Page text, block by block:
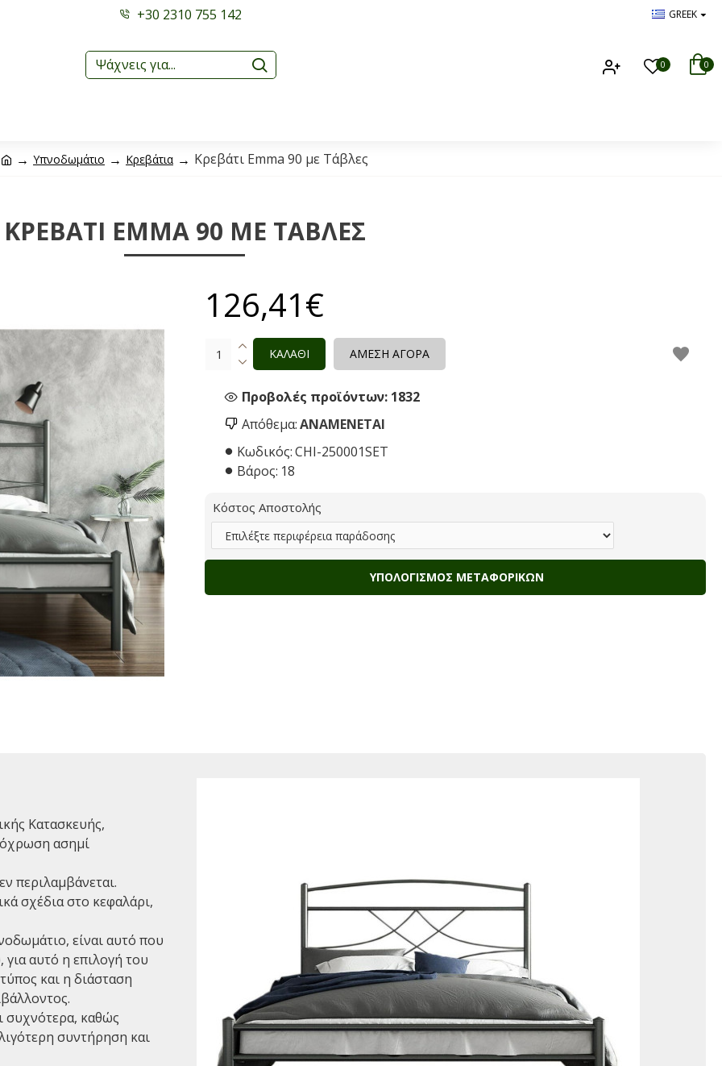
+30 2310 755 142 GREEK
0 0
Υπνοδωμάτιο Κρεβάτια Κρεβάτι Emma 90 με Τάβλες
ΚΡΕΒΆΤΙ EMMA 90 ΜΕ ΤΆΒΛΕΣ
Απόθεμα:ΑΝΑΜΈΝΕΤΑΙ
Κωδικός:CHI-250001SET
Βάρος: 18
Προβολές προϊόντων: 1832
126,41€
ΚΑΛΑΘΙ ΑΜΕΣΗ ΑΓΟΡΑ
Κόστος Αποστολής
ΥΠΟΛΟΓΙΣΜΌΣ ΜΕΤΑΦΟΡΙΚΏΝ
Κατασκευής,
ασημί
περιλαμβάνεται.
σχέδια στο κεφαλάρι,
είναι αυτό που
αυτό η επιλογή του
και η διάσταση
συχνότερα, καθώς
συντήρηση και